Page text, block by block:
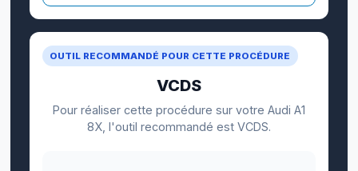
OUTIL RECOMMANDÉ POUR CETTE PROCÉDURE
VCDS
Pour réaliser cette procédure sur votre Audi A1
8X, l'outil recommandé est VCDS.